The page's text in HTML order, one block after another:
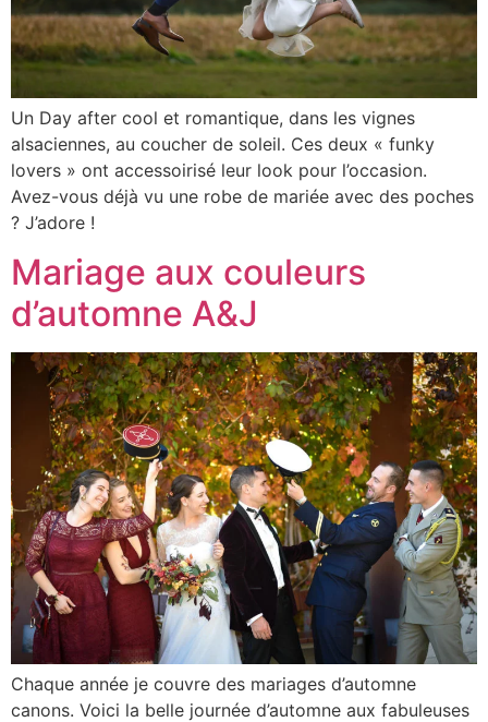
Un Day after cool et romantique, dans les vignes
alsaciennes, au coucher de soleil. Ces deux « funky
lovers » ont accessoirisé leur look pour l’occasion.
Avez-vous déjà vu une robe de mariée avec des poches
? J’adore !
Mariage aux couleurs
d’automne A&J
Chaque année je couvre des mariages d’automne
canons. Voici la belle journée d’automne aux fabuleuses